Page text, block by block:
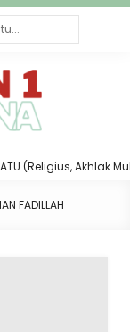
(Religius, Akhlak
FADILLAH